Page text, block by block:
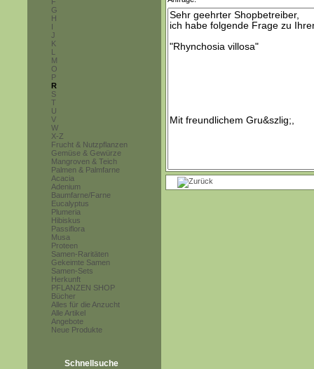
G
H
I
J
K
L
M
O
P
R
S
T
U
V
W
X-Z
Frucht & Nutzpflanzen
Gemüse & Gewürze
Mangroven & Teich
Palmen & Palmfarne
Acacia
Adenium
Baumfarne/Farne
Eucalyptus
Plumeria
Hibiskus
Passiflora
Musa
Proteen
Samen-Raritäten
Gekeimte Samen
Samen-Sets
Herkunft
PFLANZEN SHOP
Bücher
Alles für die Anzucht
Alle Artikel
Angebote
Neue Produkte
Schnellsuche